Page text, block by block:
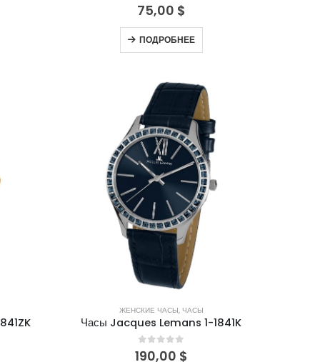
0 out of 5
75,00 $
ПОДРОБНЕЕ
ЖЕНСКИЕ ЧАСЫ, ЧАСЫ
Часы Jacques Lemans 1-1841K
0out of 5
190,00 $